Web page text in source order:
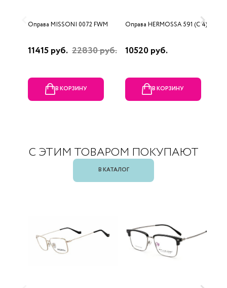
Оправа MISSONI 0072 FWM
11415 руб. 22830 руб.
В КОРЗИНУ
Оправа HERMOSSA 591 (C 4)
10520 руб.
В КОРЗИНУ
С ЭТИМ ТОВАРОМ ПОКУПАЮТ
В КАТАЛОГ